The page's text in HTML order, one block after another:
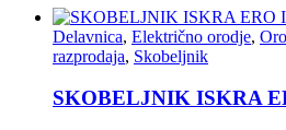
Delavnica, Električno orodje,
razprodaja, Skobeljnik
SKOBELJNIK ISKRA